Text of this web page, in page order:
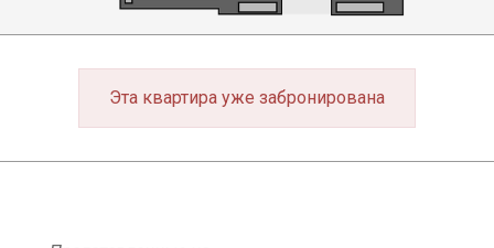
Эта квартира уже забронирована